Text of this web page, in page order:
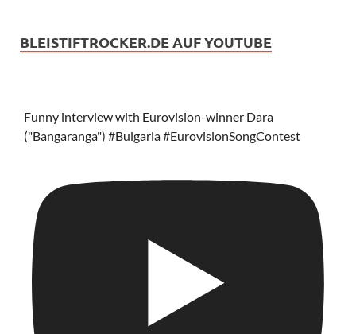
BLEISTIFTROCKER.DE AUF YOUTUBE
Funny interview with Eurovision-winner Dara
("Bangaranga") #Bulgaria #EurovisionSongContest